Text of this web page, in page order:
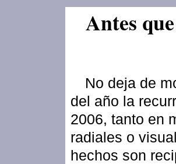
Antes
No deja de
del año la
2006, tanto en
radiales o
hechos son